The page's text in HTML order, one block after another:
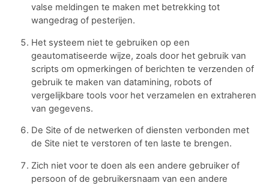
valse meldingen te maken met betrekking tot
wangedrag of pesterijen.
Het systeem niet te gebruiken op een
geautomatiseerde wijze, zoals door het gebruik van
scripts om opmerkingen of berichten te verzenden of
gebruik te maken van datamining, robots of
vergelijkbare tools voor het verzamelen en extraheren
van gegevens.
De Site of de netwerken of diensten verbonden met
de Site niet te verstoren of ten laste te brengen.
Zich niet voor te doen als een andere gebruiker of
persoon of de gebruikersnaam van een andere